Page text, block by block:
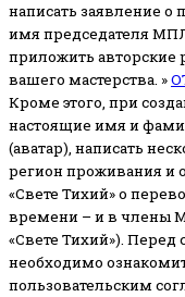
написать заявление
имя председателя
приложить авторские
вашего мастерства. »
Кроме этого, при
настоящие имя и
(аватар), написать
регион проживания и
«Свете Тихий» о
времени – и в члены
«Свете Тихий»). Перед
необходимо
пользовательским